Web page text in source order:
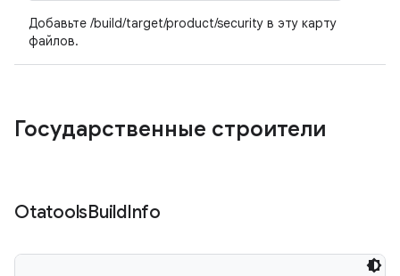
Добавьте /build/target/product/security в эту карту
файлов.
Государственные строители
OtatoolsBuildInfo